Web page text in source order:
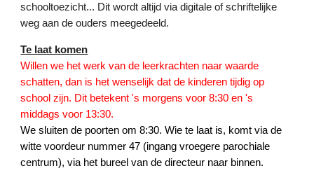
schooltoezicht... Dit wordt altijd via digitale of schriftelijke
weg aan de ouders meegedeeld.
Te laat komen
Willen we het werk van de leerkrachten naar waarde
schatten, dan is het wenselijk dat de kinderen tijdig op
school zijn. Dit betekent 's morgens voor 8:30 en 's
middags voor 13:30.
We sluiten de poorten om 8:30. Wie te laat is, komt via de
witte voordeur nummer 47 (ingang vroegere parochiale
centrum), via het bureel van de directeur naar binnen.